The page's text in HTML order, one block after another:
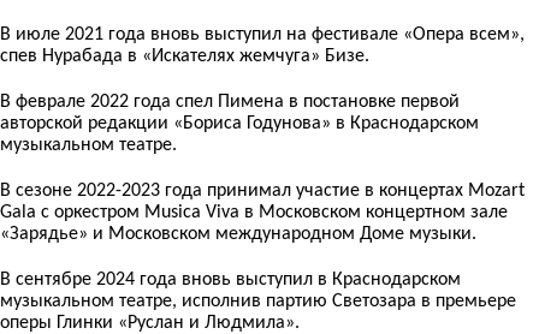
В июле 2021 года вновь выступил на фестивале «Опера всем»,
спев Нурабада в «Искателях жемчуга» Бизе.
В феврале 2022 года спел Пимена в постановке первой
авторской редакции «Бориса Годунова» в Краснодарском
музыкальном театре.
В сезоне 2022-2023 года принимал участие в концертах Mozart
Gala с оркестром Musica Viva в Московском концертном зале
«Зарядье» и Московском международном Доме музыки.
В сентябре 2024 года вновь выступил в Краснодарском
музыкальном театре, исполнив партию Светозара в премьере
оперы Глинки «Руслан и Людмила».